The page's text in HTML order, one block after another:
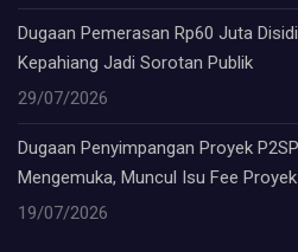
Dugaan Pemerasan Rp60 Juta
Kepahiang Jadi Sorotan Publik
29/07/2026
Dugaan Penyimpangan Proyek
Mengemuka, Muncul Isu Fee
19/07/2026